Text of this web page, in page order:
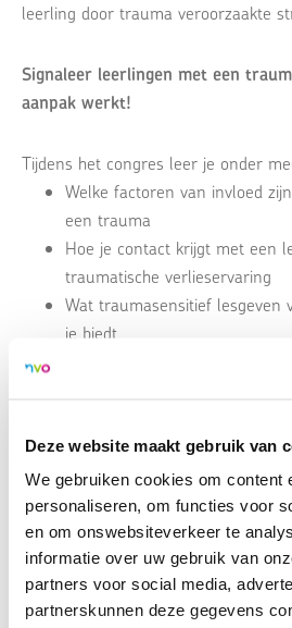
Deze website maakt gebruik van
We gebruiken cookies om content
personaliseren, om functies voor
en om onswebsiteverkeer te
informatie over uw gebruik van
partners voor social media,
partnerskunnen deze gegevens
leerling door trauma veroorzaakte
Signaleer leerlingen met een
aanpak werkt!
Tijdens het congres leer je onder
Welke factoren van invloed
een trauma
Hoe je contact krijgt met een
traumatische verlieservaring
Wat traumasensitief lesgeven
je biedt
Carlton President
Floraweg 25
3542 DX, Utrecht
Bekijk op kaart